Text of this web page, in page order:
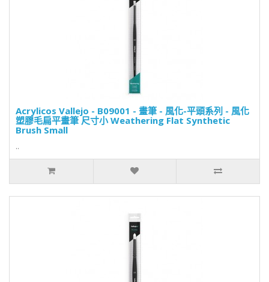
Acrylicos Vallejo - B09001 - 畫筆 - 風化-平頭系列 - 風化
塑膠毛扁平畫筆 尺寸小 Weathering Flat Synthetic
Brush Small
..